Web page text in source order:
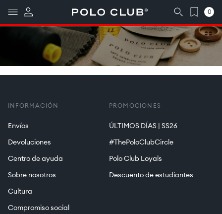
↵Saltar al contenido
↵Saltar al menú
↵Saltar al pie de página
↵Abrir widget de accesibilidad
directamente
al contenido
0
0
artículos
INFORMACIÓN
Envíos
Devoluciones
Centro de ayuda
Sobre nosotros
Cultura
Compromiso social
PROMOCIONES
ÚLTIMOS DÍAS | SS26
#ThePoloClubCircle
Polo Club Loyals
Descuento de estudiantes